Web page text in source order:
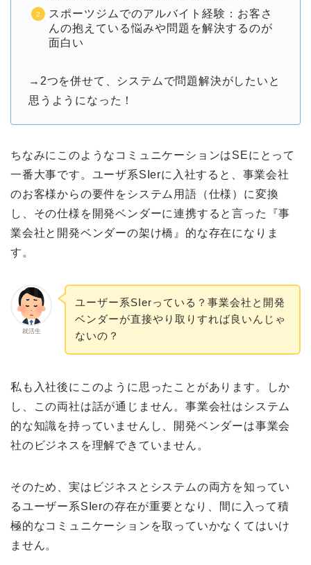
スポーツジムでのアルバイト経験：お客さ
んの抱えている悩みや問題を解決するのが
面白い
→2つを併せて、システムで問題解決がしたいと
思うようになった！
ちなみにこのようなコミュニケーションはSEにとって
一番大事です。ユーザ系SIerに入社すると、事業会社
のお客様からの要件をシステム用語（仕様）に変換
し、その仕様を開発ベンダーに連携すると言った『事
業会社と開発ベンダーの架け橋』的な存在になりま
す。
就活生
ユーザー系SIerっている？事業会社と開発
ベンダーが直接やり取りすれば良いんじゃ
ないの？
私も入社後にこのように思ったことがあります。しか
し、この両社は話が通じません。事業会社はシステム
的な知識を持っていませんし、開発ベンダーは事業会
社のビジネスを理解できていません。
そのため、実はビジネスとシステムの両方を知ってい
るユーザー系SIerの存在が重要となり、間に入って積
極的なコミュニケーションを取っていかなくてはいけ
ません。